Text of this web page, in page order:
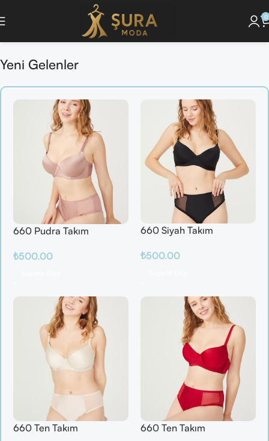
0
Keşfet ] 🔘 [Pijama Takımlarını İncele ]🔘 [ Saç Bakım Ürünlerini Gör
Yeni Gelenler
660 Pudra Takım
₺500.00
660 Siyah Takım
₺500.00
660 Ten Takım 660 Ten Takım